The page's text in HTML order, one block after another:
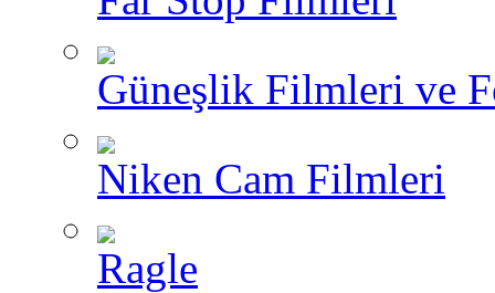
Güneşlik Filmleri ve
Niken Cam Filmleri
Ragle